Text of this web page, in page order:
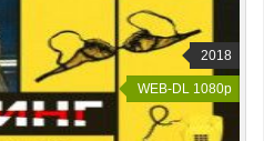
2018
WEB-DL 1080p